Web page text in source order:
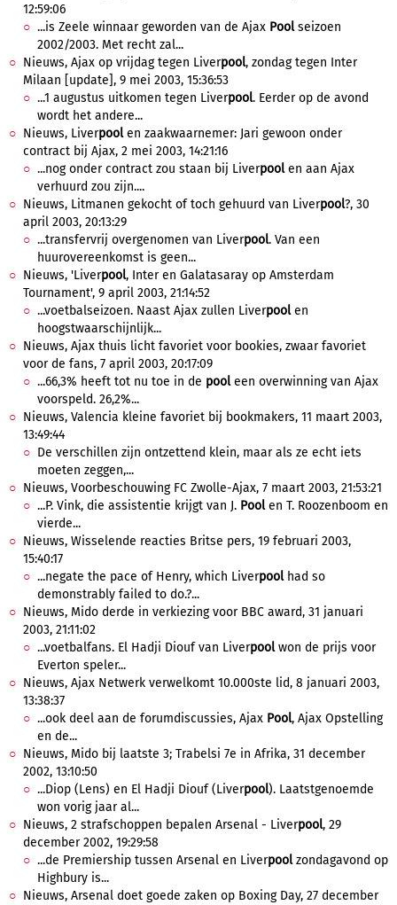
12:59:06
...is Zeele winnaar geworden van de Ajax Poolseizoen
2002/2003. Met recht zal...
Nieuws, Ajax op vrijdag tegen Liverpool, zondag tegen Inter
Milaan [update], 9 mei 2003, 15:36:53
...1 augustus uitkomen tegen Liverpool. Eerder op de avond
wordt het andere...
Nieuws, Liverpoolen zaakwaarnemer: Jari gewoon onder
contract bij Ajax, 2 mei 2003, 14:21:16
...nog onder contract zou staan bij Liverpoolen aan Ajax
verhuurd zou zijn....
Nieuws, Litmanen gekocht of toch gehuurd van Liverpool?, 30
april 2003, 20:13:29
...transfervrij overgenomen van Liverpool. Van een
huurovereenkomst is geen...
Nieuws, 'Liverpool, Inter en Galatasaray op Amsterdam
Tournament', 9 april 2003, 21:14:52
...voetbalseizoen. Naast Ajax zullen Liverpoolen
hoogstwaarschijnlijk...
Nieuws, Ajax thuis licht favoriet voor bookies, zwaar favoriet
voor de fans, 7 april 2003, 20:17:09
...66,3% heeft tot nu toe in de pooleen overwinning van Ajax
voorspeld. 26,2%...
Nieuws, Valencia kleine favoriet bij bookmakers, 11 maart 2003,
13:49:44
De verschillen zijn ontzettend klein, maar als ze echt iets
moeten zeggen,...
Nieuws, Voorbeschouwing FC Zwolle-Ajax, 7 maart 2003, 21:53:21
...P. Vink, die assistentie krijgt van J. Poolen T. Roozenboom en
vierde...
Nieuws, Wisselende reacties Britse pers, 19 februari 2003,
15:40:17
...negate the pace of Henry, which Liverpoolhad so
demonstrably failed to do.?...
Nieuws, Mido derde in verkiezing voor BBC award, 31 januari
2003, 21:11:02
...voetbalfans. El Hadji Diouf van Liverpoolwon de prijs voor
Everton speler...
Nieuws, Ajax Netwerk verwelkomt 10.000ste lid, 8 januari 2003,
13:38:37
...ook deel aan de forumdiscussies, Ajax Pool, Ajax Opstelling
en de...
Nieuws, Mido bij laatste 3; Trabelsi 7e in Afrika, 31 december
2002, 13:10:50
...Diop (Lens) en El Hadji Diouf (Liverpool). Laatstgenoemde
won vorig jaar al...
Nieuws, 2 strafschoppen bepalen Arsenal - Liverpool, 29
december 2002, 19:29:58
...de Premiership tussen Arsenal en Liverpoolzondagavond op
Highbury is...
Nieuws, Arsenal doet goede zaken op Boxing Day, 27 december